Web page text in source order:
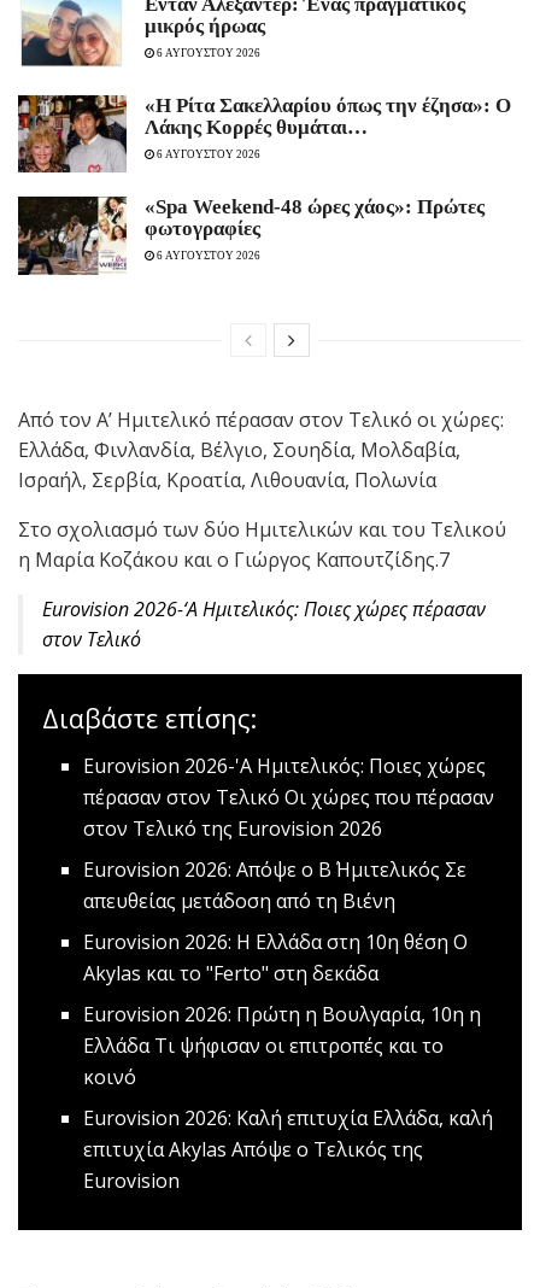
μικρός ήρωας
6 ΑΥΓΟΥΣΤΟΥ 2026
«Η Ρίτα Σακελλαρίου όπως την έζησα»: Ο
Λάκης Κορρές θυμάται…
6 ΑΥΓΟΥΣΤΟΥ 2026
«Spa Weekend-48 ώρες χάος»: Πρώτες
φωτογραφίες
6 ΑΥΓΟΥΣΤΟΥ 2026
Από τον Α’ Ημιτελικό πέρασαν στον Τελικό οι χώρες:
Ελλάδα, Φινλανδία, Βέλγιο, Σουηδία, Μολδαβία,
Ισραήλ, Σερβία, Κροατία, Λιθουανία, Πολωνία
Στο σχολιασμό των δύο Ημιτελικών και του Τελικού
η Μαρία Κοζάκου και ο Γιώργος Καπουτζίδης.7
Eurovision 2026-‘Α Ημιτελικός: Ποιες χώρες πέρασαν
στον Τελικό
Διαβάστε επίσης:
Eurovision 2026-'Α Ημιτελικός: Ποιες χώρες
πέρασαν στον Τελικό Οι χώρες που πέρασαν
στον Τελικό της Eurovision 2026
Εurovision 2026: Απόψε ο Β΄ Ημιτελικός Σε
απευθείας μετάδοση από τη Βιένη
Εurovision 2026: Η Ελλάδα στη 10η θέση Ο
Akylas και το "Ferto" στη δεκάδα
Εurovision 2026: Πρώτη η Βουλγαρία, 10η η
ΕλλάδαΤι ψήφισαν οι επιτροπές και το
κοινό
Eurovision 2026: Καλή επιτυχία Ελλάδα, καλή
επιτυχία Αkylas Απόψε ο Τελικός της
Eurovision